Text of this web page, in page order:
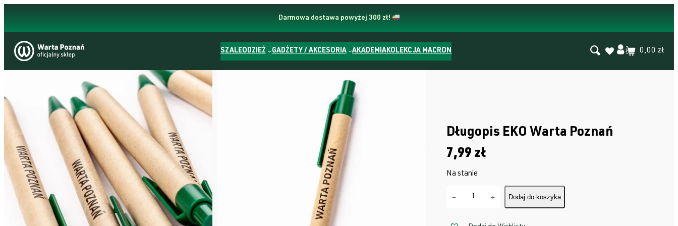
Darmowa dostawa powyżej 300 zł!
SZALEODZIEŻ GADŻETY / AKCESORIA AKADEMIA KOLEKCJA MACRON 0,00 zł
Długopis EKO Warta Poznań
7,99 zł
Na stanie
− + Dodaj do koszyka